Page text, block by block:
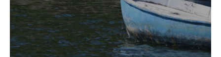
POR MARÍA PAOLA BERTEL